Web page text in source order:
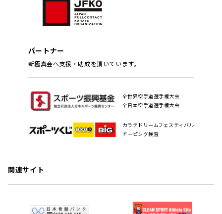
パートナー
新極真会へ支援・助成を頂いています。
全世界空手道選手権大会
全日本空手道選手権大会
カラテドリームフェスティバル
ドーピング検査
関連サイト